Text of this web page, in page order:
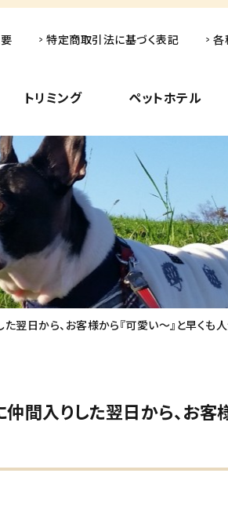
トリミング ペットホテル
特定商取引法に基づく表記 各
翌日から、お客様から『可愛い～』と早くも
間入りした翌日から、お客